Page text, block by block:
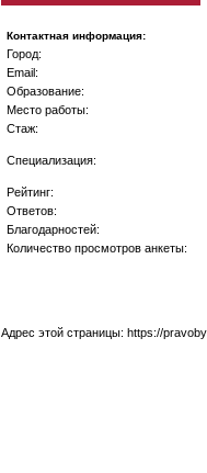
Контактная информация:
Город:
Email:
Образование:
Место работы:
Стаж:
Специализация:
Рейтинг:
Ответов:
Благодарностей:
Количество просмотров анкеты:
Адрес этой страницы: https://